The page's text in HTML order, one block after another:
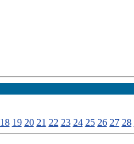
18 19 20 21 22 23 24 25 26 27 28